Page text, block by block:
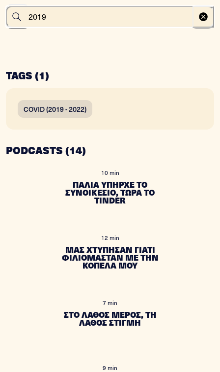
TAGS (1)
COVID (2019 - 2022)
PODCASTS (14)
10 min
ΠΑΛΙΑ ΥΠΗΡΧΕ ΤΟ
ΣΥΝΟΙΚΕΣΙΟ, ΤΩΡΑ ΤΟ
TINDER
12 min
ΜΑΣ ΧΤΥΠΗΣΑΝ ΓΙΑΤΙ
ΦΙΛΙΟΜΑΣΤΑΝ ΜΕ ΤΗΝ
ΚΟΠΕΛΑ ΜΟΥ
7 min
ΣΤΟ ΛΑΘΟΣ ΜΕΡΟΣ, ΤΗ
ΛΑΘΟΣ ΣΤΙΓΜΗ
9 min